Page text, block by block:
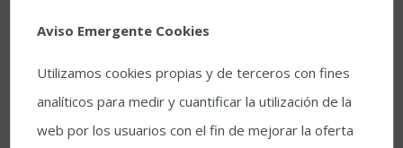
Aviso Emergente Cookies
Utilizamos cookies propias y de terceros con fines
analíticos para medir y cuantificar la utilización de la
web por los usuarios con el fin de mejorar la oferta